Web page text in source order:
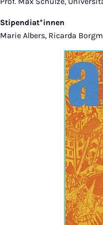
Stipendiat*innen
Marie Albers, Ricarda